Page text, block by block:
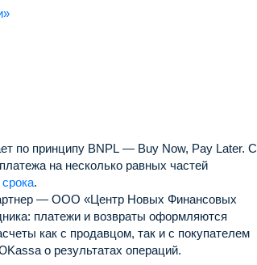
по принципу BNPL — Buy Now, Pay Later. С
на несколько равных частей
.
— ООО «Центр Новых Финансовых
платежи и возвраты оформляются
как с продавцом, так и с покупателем
о результатах операций.